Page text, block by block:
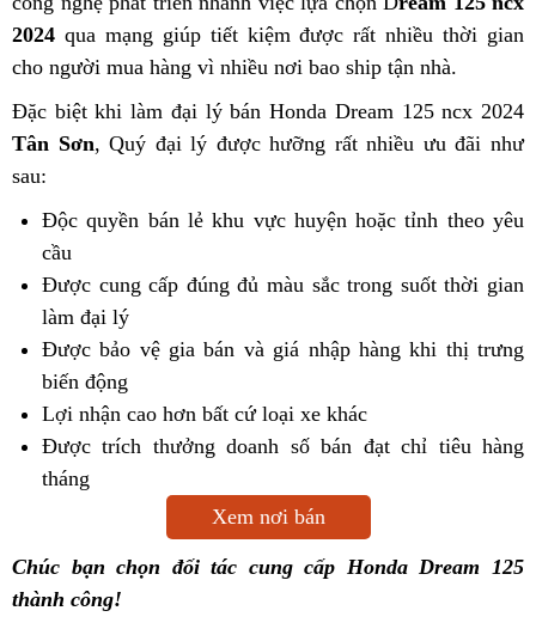
2024 qua mạng giúp tiết kiệm được rất nhiều thời gian
cho người mua hàng vì nhiều nơi bao ship tận nhà.
Đặc biệt khi làm đại lý bán Honda Dream 125 ncx 2024
Tân Sơn, Quý đại lý được hưỡng rất nhiều ưu đãi như
sau:
Độc quyền bán lẻ khu vực huyện hoặc tỉnh theo yêu
cầu
Được cung cấp đúng đủ màu sắc trong suốt thời gian
làm đại lý
Được bảo vệ gia bán và giá nhập hàng khi thị trưng
biến động
Lợi nhận cao hơn bất cứ loại xe khác
Được trích thưởng doanh số bán đạt chỉ tiêu hàng
tháng
Xem nơi bán
Chúc bạn chọn đối tác cung cấp Honda Dream 125
thành công!